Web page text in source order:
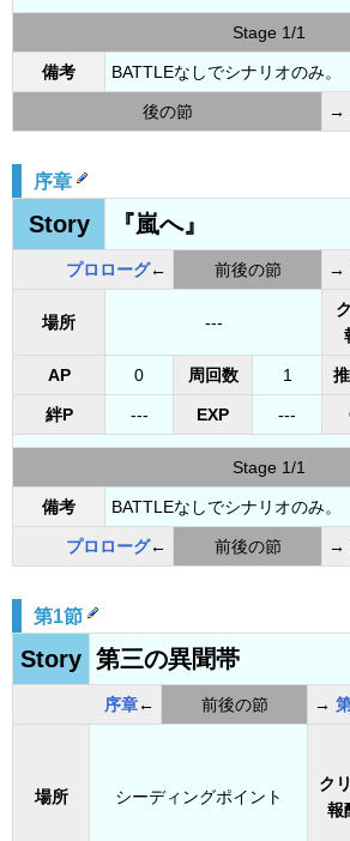
Stage 1/1
備考 BATTLEなしでシナリオのみ。
後の節 →
序章
Story 『嵐へ』
プロローグ← 前後の節 →
場所 ---
AP 0 周回数 1
絆P --- EXP ---
Stage 1/1
備考 BATTLEなしでシナリオのみ。
プロローグ← 前後の節 →
第1節
Story 第三の異聞帯
序章← 前後の節 →
場所 シーディングポイント
ク
報